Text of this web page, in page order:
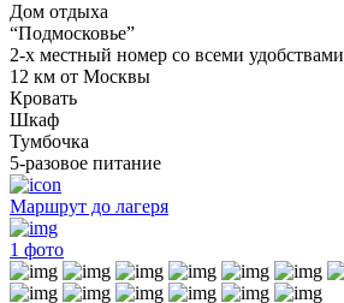
Дом отдыха
“Подмосковье”
2-х местный номер со всеми удобствами
12 км от Москвы
Кровать
Шкаф
Тумбочка
5-разовое питание
Маршрут до лагеря
1 фото